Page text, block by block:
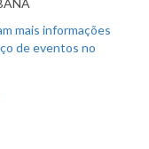
mais informações
de eventos no